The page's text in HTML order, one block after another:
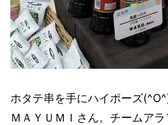
ホタテ串を手にハイポーズ
ＭＡＹＵＭＩさん。チームアラ